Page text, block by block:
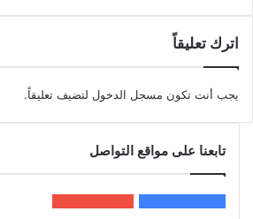
اترك تعليقاً
يجب أنت تكون مسجل الدخول لتضيف تعليقاً.
تابعنا على مواقع التواصل